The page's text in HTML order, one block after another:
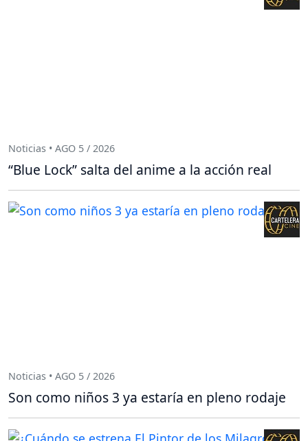
Noticias • AGO 5 / 2026
“Blue Lock” salta del anime a la acción real
Noticias • AGO 5 / 2026
Son como niños 3 ya estaría en pleno rodaje